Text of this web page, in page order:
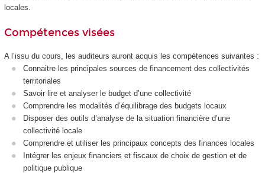
locales.
Compétences visées
A l’issu du cours, les auditeurs auront acquis les compétences suivantes :
Connaitre les principales sources de financement des collectivités
territoriales
Savoir lire et analyser le budget d’une collectivité
Comprendre les modalités d’équilibrage des budgets locaux
Disposer des outils d’analyse de la situation financière d’une
collectivité locale
Comprendre et utiliser les principaux concepts des finances locales
Intégrer les enjeux financiers et fiscaux de choix de gestion et de
politique publique